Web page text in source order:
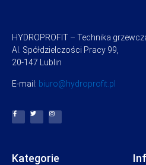
HYDROPROFIT – Technika
Al. Spółdzielczości Pracy 99,
20-147 Lublin
E-mail: biuro@hydroprofit.pl
Kategorie